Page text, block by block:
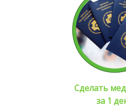
Сделать
за 1